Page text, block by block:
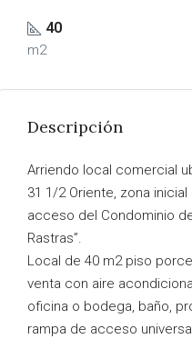
40
m2
Descripción
Arriendo local comercial
31 1/2 Oriente, zona
acceso del Condominio
Rastras”.
Local de 40 m2 piso
venta con aire
oficina o bodega, baño,
rampa de acceso